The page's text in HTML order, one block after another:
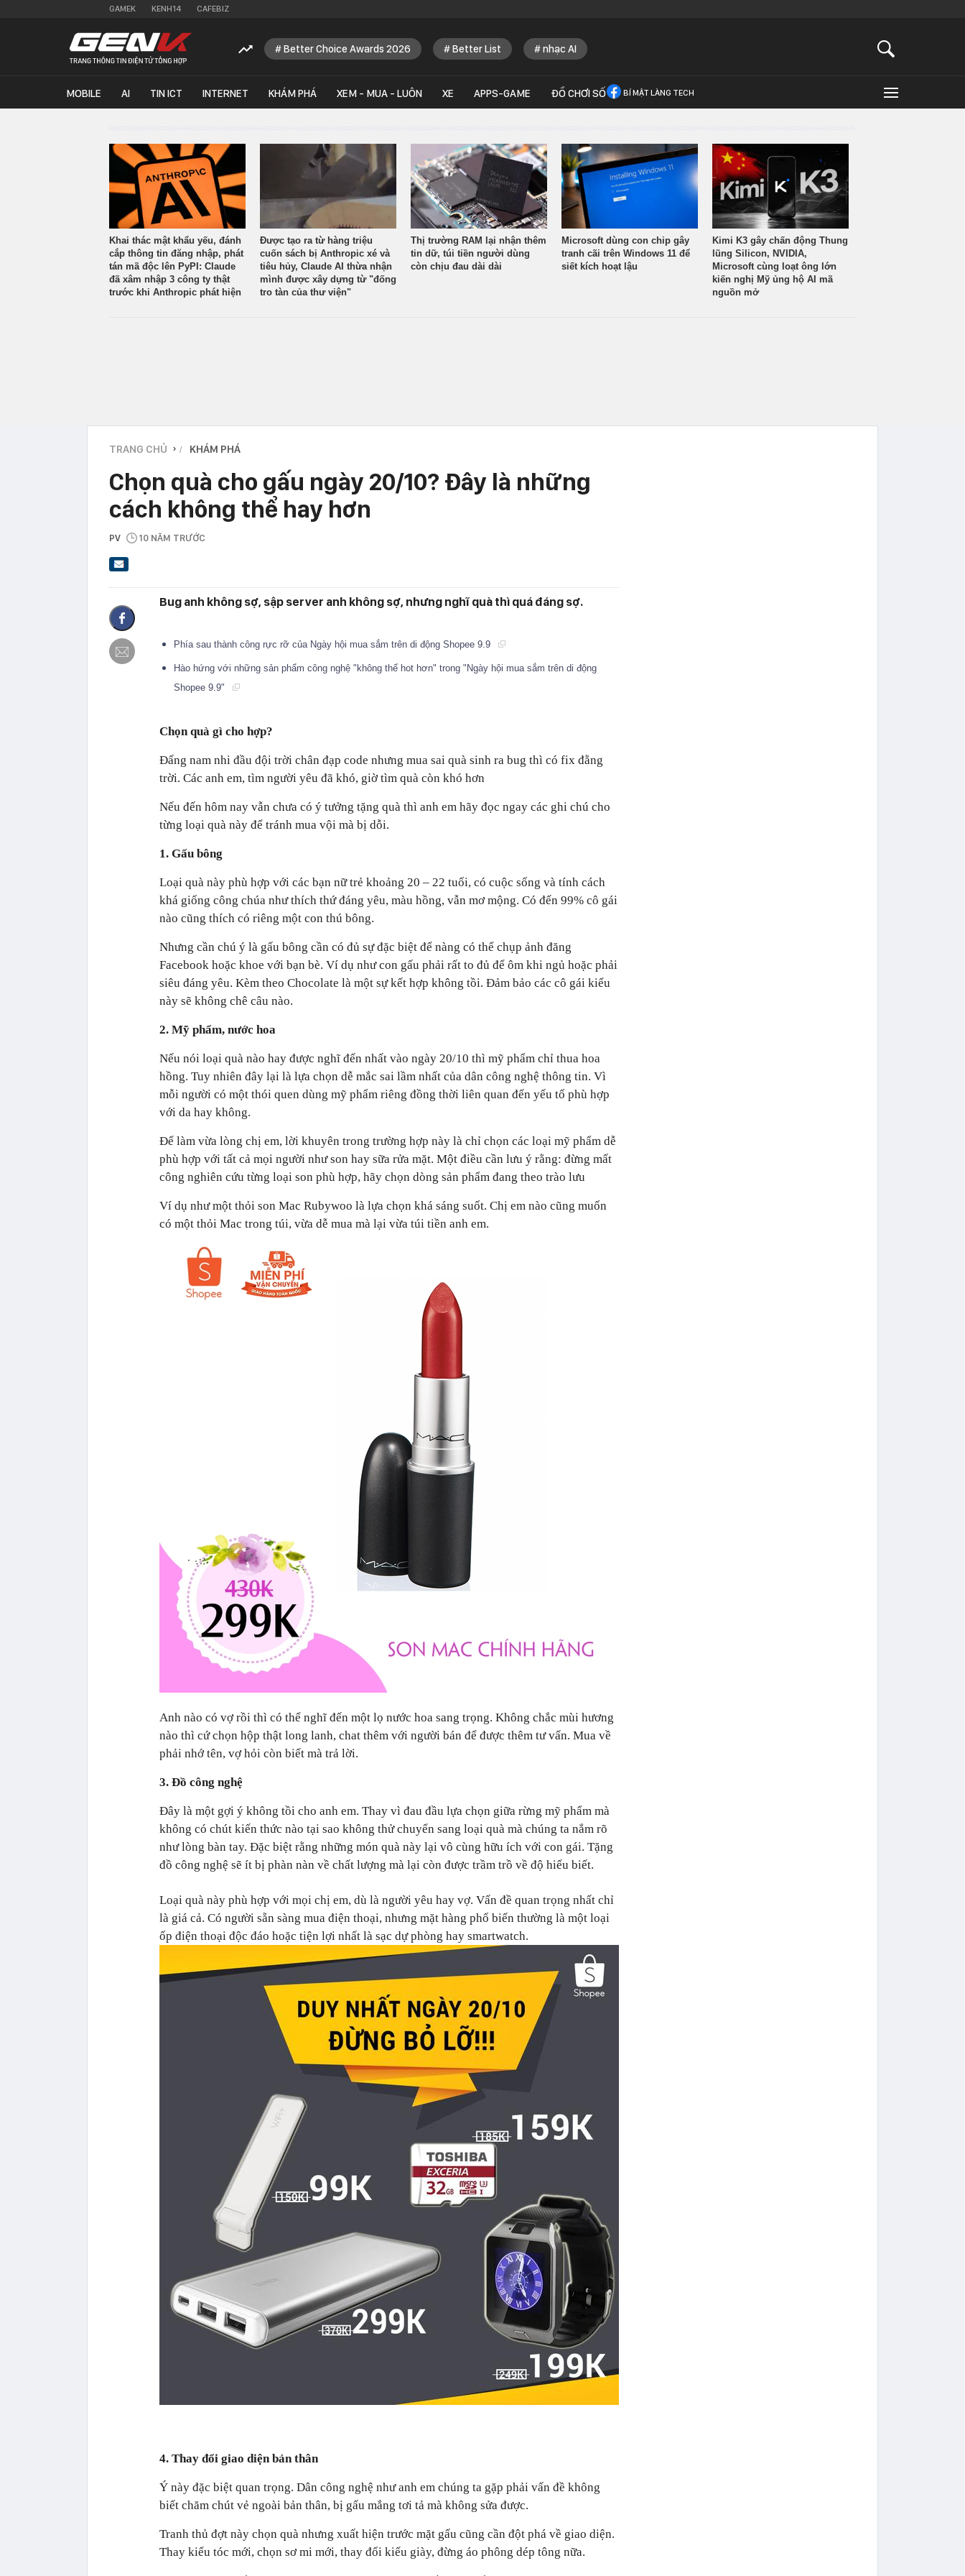
GAMEK KENH14 CAFEBIZ
Better Choice Awards 2026 Better List nhạc AI
MOBILE AI TIN ICT INTERNET KHÁM PHÁ XEM - MUA - LUÔN XE APPS-GAME ĐỒ CHƠI SỐ BÍ MẬT LÀNG TECH
Khai thác mật khẩu yếu, đánh
cắp thông tin đăng nhập, phát
tán mã độc lên PyPI: Claude
đã xâm nhập 3 công ty thật
trước khi Anthropic phát hiện
Được tạo ra từ hàng triệu
cuốn sách bị Anthropic xé và
tiêu hủy, Claude AI thừa nhận
mình được xây dựng từ "đống
tro tàn của thư viện"
Thị trường RAM lại nhận thêm
tin dữ, túi tiền người dùng
còn chịu đau dài dài
Microsoft dùng con chip gây
tranh cãi trên Windows 11 để
siết kích hoạt lậu
Kimi K3 gây chấn động Thung
lũng Silicon, NVIDIA,
Microsoft cùng loạt ông lớn
kiến nghị Mỹ ủng hộ AI mã
nguồn mở
TRANG CHỦ › KHÁM PHÁ
Chọn quà cho gấu ngày 20/10? Đây là những
cách không thể hay hơn
PV 10 NĂM TRƯỚC
Bug anh không sợ, sập server anh không sợ, nhưng nghĩ quà thì quá đáng sợ.
Phía sau thành công rực rỡ của Ngày hội mua sắm trên di động Shopee 9.9
Hào hứng với những sản phẩm công nghệ "không thể hot hơn" trong "Ngày hội mua sắm trên di động
Shopee 9.9"
Chọn quà gì cho hợp?
Đấng nam nhi đầu đội trời chân đạp code nhưng mua sai quà sinh ra bug thì có fix đằng
trời. Các anh em, tìm người yêu đã khó, giờ tìm quà còn khó hơn
Nếu đến hôm nay vẫn chưa có ý tưởng tặng quà thì anh em hãy đọc ngay các ghi chú cho
từng loại quà này để tránh mua vội mà bị dỗi.
1. Gấu bông
Loại quà này phù hợp với các bạn nữ trẻ khoảng 20 – 22 tuổi, có cuộc sống và tính cách
khá giống công chúa như thích thứ đáng yêu, màu hồng, vẫn mơ mộng. Có đến 99% cô gái
nào cũng thích có riêng một con thú bông.
Nhưng cần chú ý là gấu bông cần có đủ sự đặc biệt để nàng có thể chụp ảnh đăng
Facebook hoặc khoe với bạn bè. Ví dụ như con gấu phải rất to đủ để ôm khi ngủ hoặc phải
siêu đáng yêu. Kèm theo Chocolate là một sự kết hợp không tồi. Đảm bảo các cô gái kiểu
này sẽ không chê câu nào.
2. Mỹ phẩm, nước hoa
Nếu nói loại quà nào hay được nghĩ đến nhất vào ngày 20/10 thì mỹ phẩm chỉ thua hoa
hồng. Tuy nhiên đây lại là lựa chọn dễ mắc sai lầm nhất của dân công nghệ thông tin. Vì
mỗi người có một thói quen dùng mỹ phẩm riêng đồng thời liên quan đến yếu tố phù hợp
với da hay không.
Để làm vừa lòng chị em, lời khuyên trong trường hợp này là chỉ chọn các loại mỹ phẩm dễ
phù hợp với tất cả mọi người như son hay sữa rửa mặt. Một điều cần lưu ý rằng: đừng mất
công nghiên cứu từng loại son phù hợp, hãy chọn dòng sản phẩm đang theo trào lưu
Ví dụ như một thỏi son Mac Rubywoo là lựa chọn khá sáng suốt. Chị em nào cũng muốn
có một thỏi Mac trong túi, vừa dễ mua mà lại vừa túi tiền anh em.
Anh nào có vợ rồi thì có thể nghĩ đến một lọ nước hoa sang trọng. Không chắc mùi hương
nào thì cứ chọn hộp thật long lanh, chat thêm với người bán để được thêm tư vấn. Mua về
phải nhớ tên, vợ hỏi còn biết mà trả lời.
3. Đồ công nghệ
Đây là một gợi ý không tồi cho anh em. Thay vì đau đầu lựa chọn giữa rừng mỹ phẩm mà
không có chút kiến thức nào tại sao không thử chuyển sang loại quà mà chúng ta nắm rõ
như lòng bàn tay. Đặc biệt rằng những món quà này lại vô cùng hữu ích với con gái. Tặng
đồ công nghệ sẽ ít bị phàn nàn về chất lượng mà lại còn được trầm trồ về độ hiểu biết.
Loại quà này phù hợp với mọi chị em, dù là người yêu hay vợ. Vấn đề quan trọng nhất chỉ
là giá cả. Có người sẵn sàng mua điện thoại, nhưng mặt hàng phổ biến thường là một loại
ốp điện thoại độc đáo hoặc tiện lợi nhất là sạc dự phòng hay smartwatch.
4. Thay đổi giao diện bản thân
Ý này đặc biệt quan trọng. Dân công nghệ như anh em chúng ta gặp phải vấn đề không
biết chăm chút vẻ ngoài bản thân, bị gấu mắng tơi tả mà không sửa được.
Tranh thủ đợt này chọn quà nhưng xuất hiện trước mặt gấu cũng cần đột phá về giao diện.
Thay kiểu tóc mới, chọn sơ mi mới, thay đổi kiểu giày, đừng áo phông dép tông nữa.